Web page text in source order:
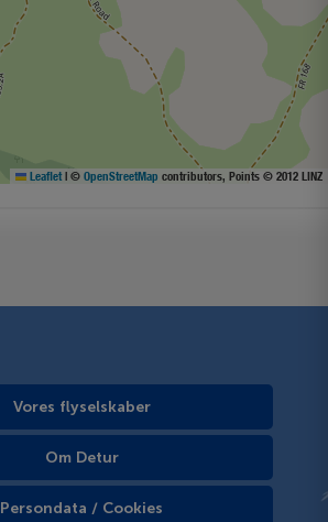
Leaflet | © OpenStreetMap contributors, Points © 2012 LINZ
Vores flyselskaber
Om Detur
Persondata / Cookies